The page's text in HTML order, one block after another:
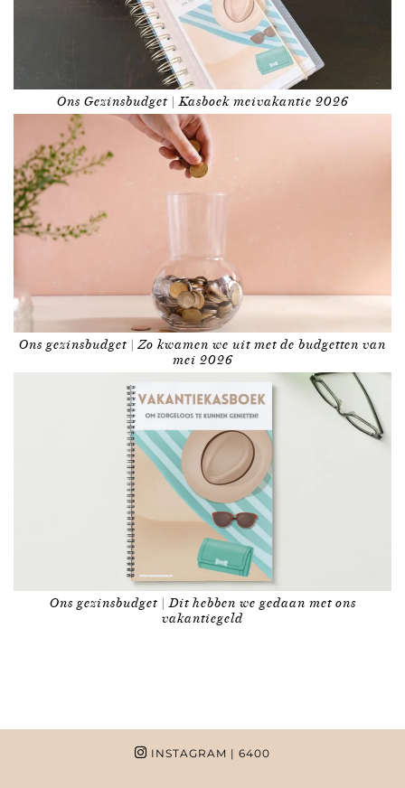
Ons Gezinsbudget | Kasboek meivakantie 2026
Ons gezinsbudget | Zo kwamen we uit met de budgetten van
mei 2026
Ons gezinsbudget | Dit hebben we gedaan met ons
vakantiegeld
INSTAGRAM | 6400